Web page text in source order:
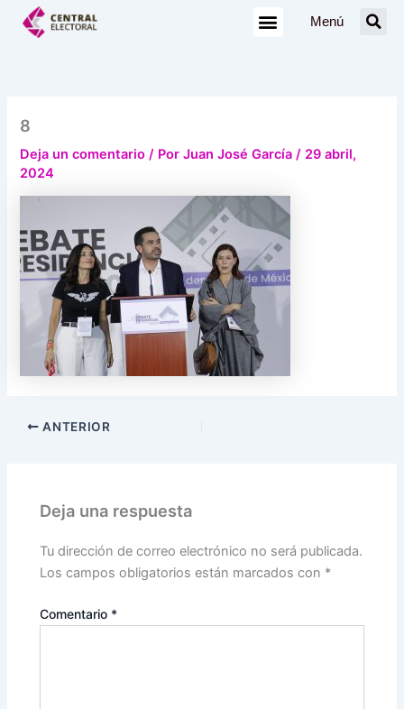
Menú
8
Deja un comentario / PorJuan José García/ 29 abril,
2024
ANTERIOR
Deja una respuesta
Tu dirección de correo electrónico no será publicada.
Los campos obligatorios están marcados con *
Comentario *